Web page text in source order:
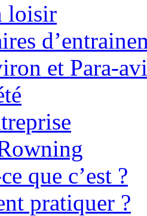
loisir
et Para-
que c’est ?
pratiquer ?